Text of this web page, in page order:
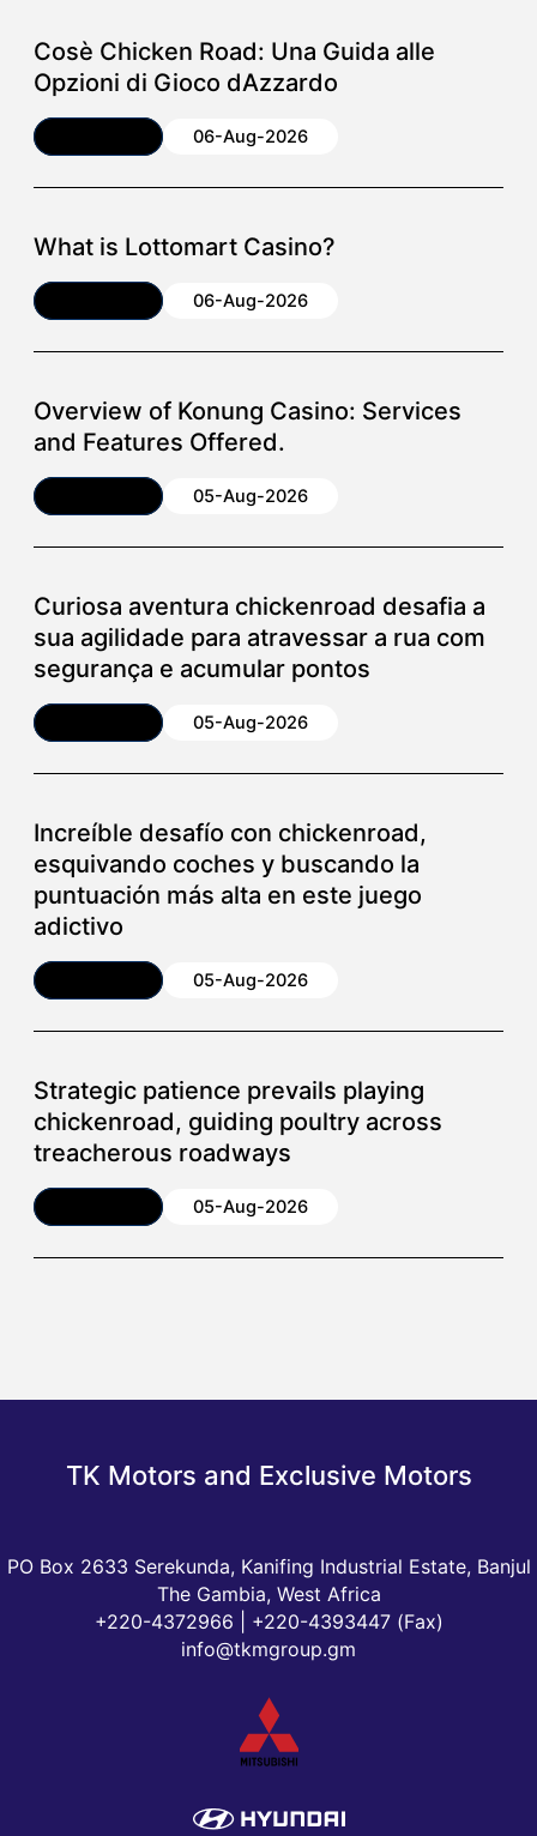
Cosè Chicken Road: Una Guida alle
Opzioni di Gioco dAzzardo
06-Aug-2026
What is Lottomart Casino?
06-Aug-2026
Overview of Konung Casino: Services
and Features Offered.
05-Aug-2026
Curiosa aventura chickenroad desafia a
sua agilidade para atravessar a rua com
segurança e acumular pontos
05-Aug-2026
Increíble desafío con chickenroad,
esquivando coches y buscando la
puntuación más alta en este juego
adictivo
05-Aug-2026
Strategic patience prevails playing
chickenroad, guiding poultry across
treacherous roadways
05-Aug-2026
TK Motors and Exclusive Motors
PO Box 2633 Serekunda, Kanifing Industrial Estate, Banjul
The Gambia, West Africa
+220-4372966 +220-4393447(Fax)
info@tkmgroup.gm